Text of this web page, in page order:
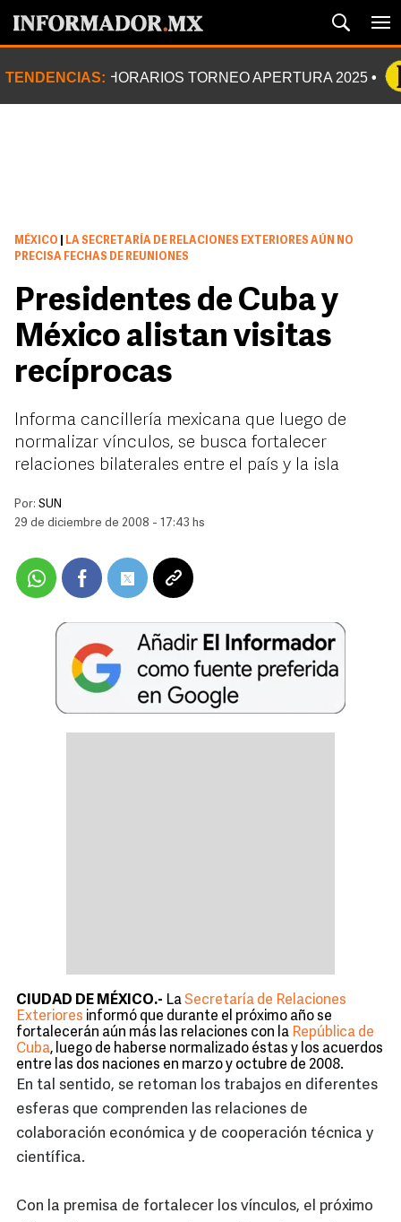
TENDENCIAS: HORARIOS TORNEO APERTURA 2025
MÉXICO
LA SECRETARÍA DE RELACIONES EXTERIORES AÚN NO
PRECISA FECHAS DE REUNIONES
Presidentes de Cuba y
México alistan visitas
recíprocas
Informa cancillería mexicana que luego de
normalizar vínculos, se busca fortalecer
relaciones bilaterales entre el país y la isla
Por: SUN
29 de diciembre de 2008 - 17:43 hs
CIUDAD DE MÉXICO.- LaSecretaría de Relaciones
Exteriores informó que durante el próximo año se
fortalecerán aún más las relaciones con la República de
Cuba, luego de haberse normalizado éstas y los acuerdos
entre las dos naciones en marzo y octubre de 2008.
En tal sentido, se retoman los trabajos en diferentes
esferas que comprenden las relaciones de
colaboración económica y de cooperación técnica y
científica.
Con la premisa de fortalecer los vínculos, el próximo